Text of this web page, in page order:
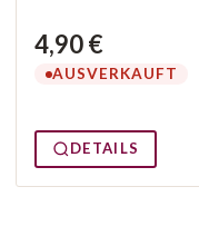
4,90 €
AUSVERKAUFT
DETAILS